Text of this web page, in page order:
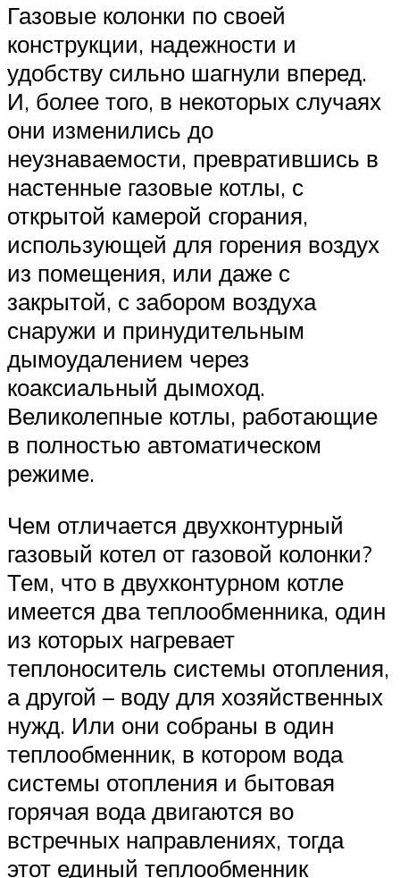
Газовые колонки по своей
конструкции, надежности и
удобству сильно шагнули вперед.
И, более того, в некоторых случаях
они изменились до
неузнаваемости, превратившись в
настенные газовые котлы, с
открытой камерой сгорания,
использующей для горения воздух
из помещения, или даже с
закрытой, с забором воздуха
снаружи и принудительным
дымоудалением через
коаксиальный дымоход.
Великолепные котлы, работающие
в полностью автоматическом
режиме.
Чем отличается двухконтурный
газовый котел от газовой колонки?
Тем, что в двухконтурном котле
имеется два теплообменника, один
из которых нагревает
теплоноситель системы отопления,
а другой – воду для хозяйственных
нужд. Или они собраны в один
теплообменник, в котором вода
системы отопления и бытовая
горячая вода двигаются во
встречных направлениях, тогда
этот единый теплообменник